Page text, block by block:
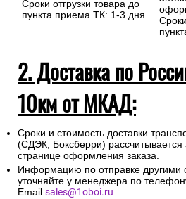
Сроки отгрузки товара до
пункта приема ТК: 1-3 дня.
2. Доставка по
10км от МКАД:
Сроки и стоимость доставки
(СДЭК, Боксберри) рассчитывается
странице оформления заказа.
Информацию по отправке другими
уточняйте у менеджера по
Email sales@1oboi.ru